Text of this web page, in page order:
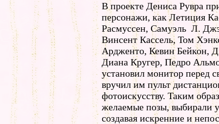
В проекте Дениса Рувра
персонажи, как Летиция
Расмуссен, Самуэль Л.
Винсент Кассель, Том
Ардженто, Кевин Бейкон,
Диана Кругер, Педро
установил монитор перед
вручил им пульт
фотоискусству. Таким
желаемые позы, выбирали
создавая искренние и